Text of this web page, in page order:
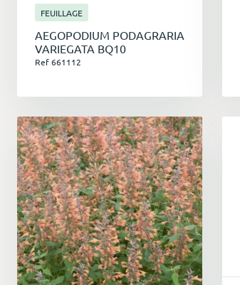
FEUILLAGE
AEGOPODIUM PODAGRARIA
VARIEGATA BQ10
Ref 661112